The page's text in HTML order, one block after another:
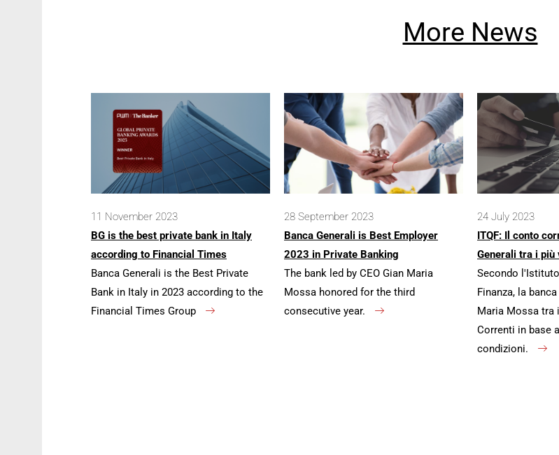
More News
11 November 2023
BG is the best private bank in Italy
according to Financial Times
Banca Generali is the Best Private
Bank in Italy in 2023 according to the
Financial Times Group
28 September 2023
Banca Generali is Best Employer
2023 in Private Banking
The bank led by CEO Gian Maria
Mossa honored for the third
consecutive year.
24 July 2023
ITQF: Il conto
Generali tra i più
Secondo
Finanza, la
Maria Mossa tra
Correnti in base
condizioni.